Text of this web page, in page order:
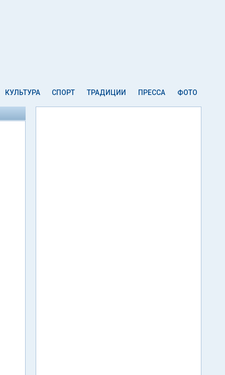
КУЛЬТУРА СПОРТ ТРАДИЦИИ ПРЕССА ФОТО